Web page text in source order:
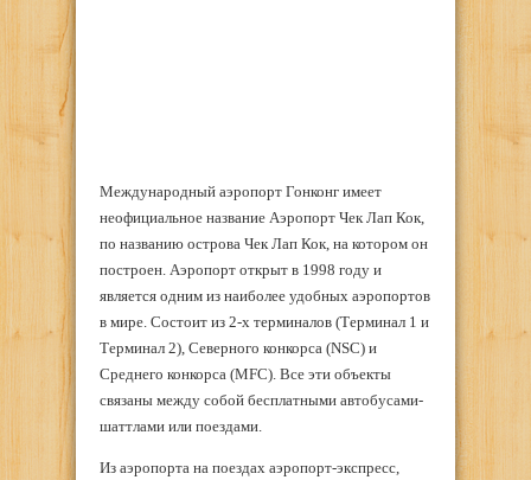
Международный аэропорт Гонконг имеет
неофициальное название Аэропорт Чек Лап Кок,
по названию острова Чек Лап Кок, на котором он
построен. Аэропорт открыт в 1998 году и
является одним из наиболее удобных аэропортов
в мире. Состоит из 2-х терминалов (Терминал 1 и
Терминал 2), Северного конкорса (NSC) и
Среднего конкорса (MFC). Все эти объекты
связаны между собой бесплатными автобусами-
шаттлами или поездами.
Из аэропорта на поездах аэропорт-экспресс,